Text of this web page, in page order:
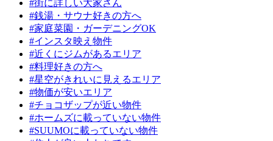
#街に詳しい大家さん
#銭湯・サウナ好きの方へ
#家庭菜園・ガーデニングOK
#インスタ映え物件
#近くにジムがあるエリア
#料理好きの方へ
#星空がきれいに見えるエリア
#物価が安いエリア
#チョコザップが近い物件
#ホームズに載っていない物件
#SUUMOに載っていない物件